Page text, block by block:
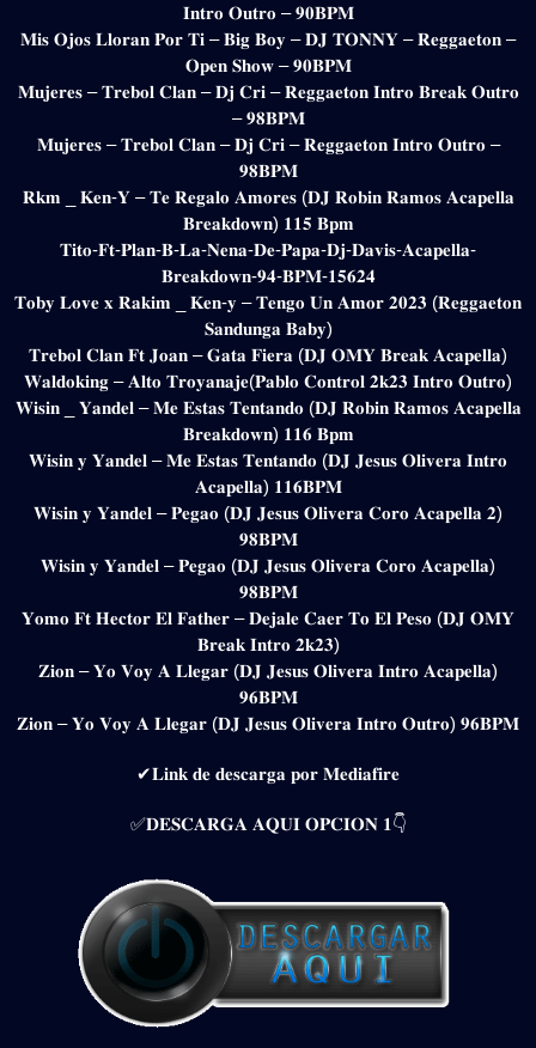
𝐈𝐧𝐭𝐫𝐨 𝐎𝐮𝐭𝐫𝐨 – 𝟗𝟎𝐁𝐏𝐌
𝐌𝐢𝐬 𝐎𝐣𝐨𝐬 𝐋𝐥𝐨𝐫𝐚𝐧 𝐏𝐨𝐫 𝐓𝐢 – 𝐁𝐢𝐠 𝐁𝐨𝐲 – 𝐃𝐉 𝐓𝐎𝐍𝐍𝐘 – 𝐑𝐞𝐠𝐠𝐚𝐞𝐭𝐨𝐧 –
𝐎𝐩𝐞𝐧 𝐒𝐡𝐨𝐰 – 𝟗𝟎𝐁𝐏𝐌
𝐌𝐮𝐣𝐞𝐫𝐞𝐬 – 𝐓𝐫𝐞𝐛𝐨𝐥 𝐂𝐥𝐚𝐧 – 𝐃𝐣 𝐂𝐫𝐢 – 𝐑𝐞𝐠𝐠𝐚𝐞𝐭𝐨𝐧 𝐈𝐧𝐭𝐫𝐨 𝐁𝐫𝐞𝐚𝐤 𝐎𝐮𝐭𝐫𝐨
– 𝟗𝟖𝐁𝐏𝐌
𝐌𝐮𝐣𝐞𝐫𝐞𝐬 – 𝐓𝐫𝐞𝐛𝐨𝐥 𝐂𝐥𝐚𝐧 – 𝐃𝐣 𝐂𝐫𝐢 – 𝐑𝐞𝐠𝐠𝐚𝐞𝐭𝐨𝐧 𝐈𝐧𝐭𝐫𝐨 𝐎𝐮𝐭𝐫𝐨 –
𝟗𝟖𝐁𝐏𝐌
𝐑𝐤𝐦 _ 𝐊𝐞𝐧-𝐘 – 𝐓𝐞 𝐑𝐞𝐠𝐚𝐥𝐨 𝐀𝐦𝐨𝐫𝐞𝐬 (𝐃𝐉 𝐑𝐨𝐛𝐢𝐧 𝐑𝐚𝐦𝐨𝐬 𝐀𝐜𝐚𝐩𝐞𝐥𝐥𝐚
𝐁𝐫𝐞𝐚𝐤𝐝𝐨𝐰𝐧) 𝟏𝟏𝟓 𝐁𝐩𝐦
𝐓𝐢𝐭𝐨-𝐅𝐭-𝐏𝐥𝐚𝐧-𝐁-𝐋𝐚-𝐍𝐞𝐧𝐚-𝐃𝐞-𝐏𝐚𝐩𝐚-𝐃𝐣-𝐃𝐚𝐯𝐢𝐬-𝐀𝐜𝐚𝐩𝐞𝐥𝐥𝐚-
𝐁𝐫𝐞𝐚𝐤𝐝𝐨𝐰𝐧-𝟗𝟒-𝐁𝐏𝐌-𝟏𝟓𝟔𝟐𝟒
𝐓𝐨𝐛𝐲 𝐋𝐨𝐯𝐞 𝐱 𝐑𝐚𝐤𝐢𝐦 _ 𝐊𝐞𝐧-𝐲 – 𝐓𝐞𝐧𝐠𝐨 𝐔𝐧 𝐀𝐦𝐨𝐫 𝟐𝟎𝟐𝟑 (𝐑𝐞𝐠𝐠𝐚𝐞𝐭𝐨𝐧
𝐒𝐚𝐧𝐝𝐮𝐧𝐠𝐚 𝐁𝐚𝐛𝐲)
𝐓𝐫𝐞𝐛𝐨𝐥 𝐂𝐥𝐚𝐧 𝐅𝐭 𝐉𝐨𝐚𝐧 – 𝐆𝐚𝐭𝐚 𝐅𝐢𝐞𝐫𝐚 (𝐃𝐉 𝐎𝐌𝐘 𝐁𝐫𝐞𝐚𝐤 𝐀𝐜𝐚𝐩𝐞𝐥𝐥𝐚)
𝐖𝐚𝐥𝐝𝐨𝐤𝐢𝐧𝐠 – 𝐀𝐥𝐭𝐨 𝐓𝐫𝐨𝐲𝐚𝐧𝐚𝐣𝐞(𝐏𝐚𝐛𝐥𝐨 𝐂𝐨𝐧𝐭𝐫𝐨𝐥 𝟐𝐤𝟐𝟑 𝐈𝐧𝐭𝐫𝐨 𝐎𝐮𝐭𝐫𝐨)
𝐖𝐢𝐬𝐢𝐧 _ 𝐘𝐚𝐧𝐝𝐞𝐥 – 𝐌𝐞 𝐄𝐬𝐭𝐚𝐬 𝐓𝐞𝐧𝐭𝐚𝐧𝐝𝐨 (𝐃𝐉 𝐑𝐨𝐛𝐢𝐧 𝐑𝐚𝐦𝐨𝐬 𝐀𝐜𝐚𝐩𝐞𝐥𝐥𝐚
𝐁𝐫𝐞𝐚𝐤𝐝𝐨𝐰𝐧) 𝟏𝟏𝟔 𝐁𝐩𝐦
𝐖𝐢𝐬𝐢𝐧 𝐲 𝐘𝐚𝐧𝐝𝐞𝐥 – 𝐌𝐞 𝐄𝐬𝐭𝐚𝐬 𝐓𝐞𝐧𝐭𝐚𝐧𝐝𝐨 (𝐃𝐉 𝐉𝐞𝐬𝐮𝐬 𝐎𝐥𝐢𝐯𝐞𝐫𝐚 𝐈𝐧𝐭𝐫𝐨
𝐀𝐜𝐚𝐩𝐞𝐥𝐥𝐚) 𝟏𝟏𝟔𝐁𝐏𝐌
𝐖𝐢𝐬𝐢𝐧 𝐲 𝐘𝐚𝐧𝐝𝐞𝐥 – 𝐏𝐞𝐠𝐚𝐨 (𝐃𝐉 𝐉𝐞𝐬𝐮𝐬 𝐎𝐥𝐢𝐯𝐞𝐫𝐚 𝐂𝐨𝐫𝐨 𝐀𝐜𝐚𝐩𝐞𝐥𝐥𝐚 𝟐)
𝟗𝟖𝐁𝐏𝐌
𝐖𝐢𝐬𝐢𝐧 𝐲 𝐘𝐚𝐧𝐝𝐞𝐥 – 𝐏𝐞𝐠𝐚𝐨 (𝐃𝐉 𝐉𝐞𝐬𝐮𝐬 𝐎𝐥𝐢𝐯𝐞𝐫𝐚 𝐂𝐨𝐫𝐨 𝐀𝐜𝐚𝐩𝐞𝐥𝐥𝐚)
𝟗𝟖𝐁𝐏𝐌
𝐘𝐨𝐦𝐨 𝐅𝐭 𝐇𝐞𝐜𝐭𝐨𝐫 𝐄𝐥 𝐅𝐚𝐭𝐡𝐞𝐫 – 𝐃𝐞𝐣𝐚𝐥𝐞 𝐂𝐚𝐞𝐫 𝐓𝐨 𝐄𝐥 𝐏𝐞𝐬𝐨 (𝐃𝐉 𝐎𝐌𝐘
𝐁𝐫𝐞𝐚𝐤 𝐈𝐧𝐭𝐫𝐨 𝟐𝐤𝟐𝟑)
𝐙𝐢𝐨𝐧 – 𝐘𝐨 𝐕𝐨𝐲 𝐀 𝐋𝐥𝐞𝐠𝐚𝐫 (𝐃𝐉 𝐉𝐞𝐬𝐮𝐬 𝐎𝐥𝐢𝐯𝐞𝐫𝐚 𝐈𝐧𝐭𝐫𝐨 𝐀𝐜𝐚𝐩𝐞𝐥𝐥𝐚)
𝟗𝟔𝐁𝐏𝐌
𝐙𝐢𝐨𝐧 – 𝐘𝐨 𝐕𝐨𝐲 𝐀 𝐋𝐥𝐞𝐠𝐚𝐫 (𝐃𝐉 𝐉𝐞𝐬𝐮𝐬 𝐎𝐥𝐢𝐯𝐞𝐫𝐚 𝐈𝐧𝐭𝐫𝐨 𝐎𝐮𝐭𝐫𝐨) 𝟗𝟔𝐁𝐏𝐌
✔𝐋𝐢𝐧𝐤 𝐝𝐞 𝐝𝐞𝐬𝐜𝐚𝐫𝐠𝐚 𝐩𝐨𝐫 𝐌𝐞𝐝𝐢𝐚𝐟𝐢𝐫𝐞
✅𝐃𝐄𝐒𝐂𝐀𝐑𝐆𝐀 𝐀𝐐𝐔𝐈 𝐎𝐏𝐂𝐈𝐎𝐍 𝟏👇